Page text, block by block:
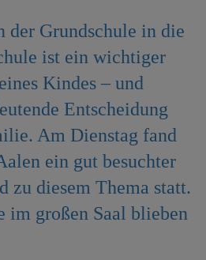
der Grundschule in die
ist ein wichtiger
Kindes – und
Entscheidung
Am Dienstag fand
ein gut besuchter
zu diesem Thema statt.
im großen Saal blieben